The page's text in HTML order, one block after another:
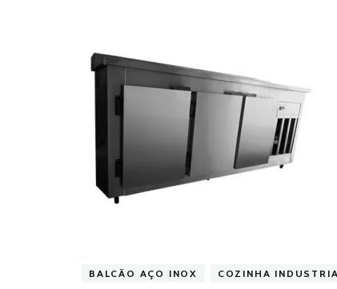
BALCÃO AÇO INOX COZINHA